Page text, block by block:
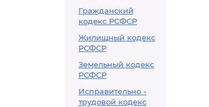
Гражданский
кодекс РСФСР
Жилищный кодекс
РСФСР
Земельный кодекс
РСФСР
Исправительно -
трудовой кодекс